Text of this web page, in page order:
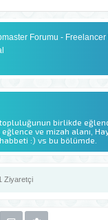
Forumu - Freelancer
birlikde
ve mizah alanı,
:) vs bu bölümde.
Ziyaretçi